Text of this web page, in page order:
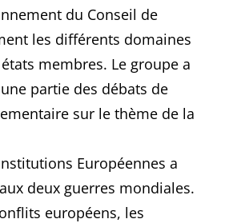
du Conseil de
les différents domaines
membres. Le groupe a
partie des débats de
sur le thème de la
Européennes a
deux guerres mondiales.
européens, les